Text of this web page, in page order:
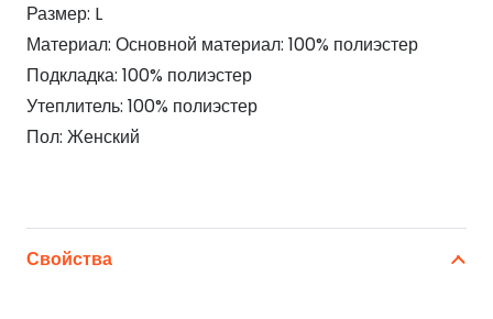
Размер: L
Материал: Основной материал: 100% полиэстер
Подкладка: 100% полиэстер
Утеплитель: 100% полиэстер
Пол: Женский
Свойства